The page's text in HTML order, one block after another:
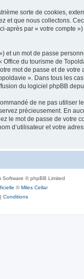
sorte de cookies,
et que nous collectons.
après par « votre compte
un mot de passe
du tourisme de
mot de passe et de
». Dans tous les
du logiciel phpBB
de ne pas utiliser
précieusement. En
mot de passe de votre
d’utilisateur et votre
Software © phpBB Limited
©Miles Cellar
| Conditions